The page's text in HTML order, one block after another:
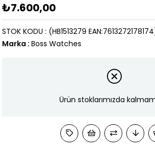
₺7.600,00
(HB1513279
STOK KODU
Marka : Boss Watches
Ürün stoklarımızda